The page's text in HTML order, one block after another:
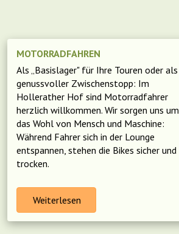
MOTORRADFAHREN
Als „Basislager" für Ihre Touren oder als
genussvoller Zwischenstopp: Im
Hollerather Hof sind Motorradfahrer
herzlich willkommen. Wir sorgen uns um
das Wohl von Mensch und Maschine:
Während Fahrer sich in der Lounge
entspannen, stehen die Bikes sicher und
trocken.
Weiterlesen